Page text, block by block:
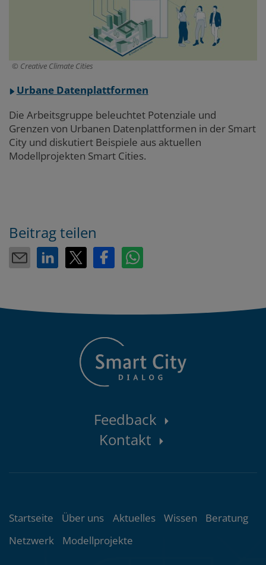
Creative Climate Cities
Urbane Datenplattformen
Die Arbeitsgruppe beleuchtet Potenziale und
Grenzen von Urbanen Datenplattformen in der Smart
City und diskutiert Beispiele aus aktuellen
Modellprojekten Smart Cities.
Beitrag teilen
Kontaktbereich
Feedback
Kontakt
Themenübersicht
Startseite Über uns Aktuelles Wissen
Beratung
Netzwerk
Modellprojekte